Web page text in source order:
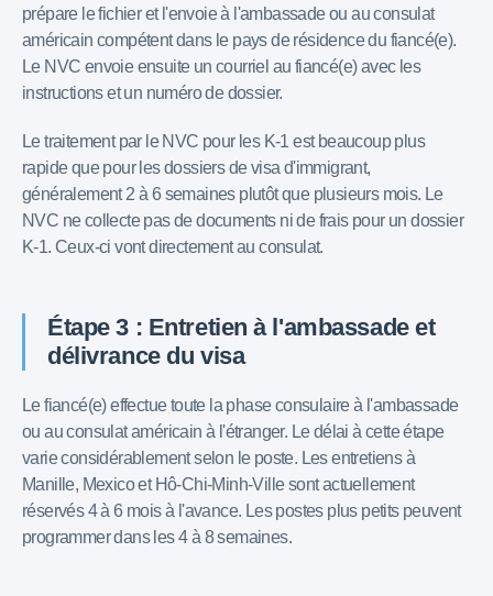
prépare le fichier et l'envoie à l'ambassade ou au consulat
américain compétent dans le pays de résidence du fiancé(e).
Le NVC envoie ensuite un courriel au fiancé(e) avec les
instructions et un numéro de dossier.
Le traitement par le NVC pour les K-1 est beaucoup plus
rapide que pour les dossiers de visa d'immigrant,
généralement 2 à 6 semaines plutôt que plusieurs mois. Le
NVC ne collecte pas de documents ni de frais pour un dossier
K-1. Ceux-ci vont directement au consulat.
Étape 3 : Entretien à l'ambassade et
délivrance du visa
Le fiancé(e) effectue toute la phase consulaire à l'ambassade
ou au consulat américain à l'étranger. Le délai à cette étape
varie considérablement selon le poste. Les entretiens à
Manille, Mexico et Hô-Chi-Minh-Ville sont actuellement
réservés 4 à 6 mois à l'avance. Les postes plus petits peuvent
programmer dans les 4 à 8 semaines.